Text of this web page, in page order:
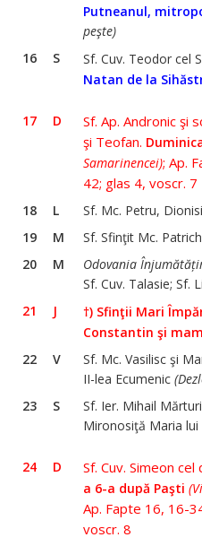
Putneanul,
peşte)
16
S Sf. Cuv. Teodor cel
Natan de la
17 D
Sf. Ap. Andronic şi
şi Teofan.
Samarinencei); Ap.
42; glas 4, voscr. 7
18 L
Sf. Mc. Petru,
19
M
Sf. Sfinţit Mc.
20
M Odovania
Sf. Cuv. Talasie; Sf.
21
J
†) Sfinţii Mari
Constantin şi
22
V
Sf. Mc. Vasilisc şi
II-lea Ecumenic
23
S
Sf. Ier. Mihail
Mironosiţă Maria lui
24 D Sf. Cuv. Simeon
a 6-a după Paşti
Ap. Fapte 16, 16-
voscr. 8